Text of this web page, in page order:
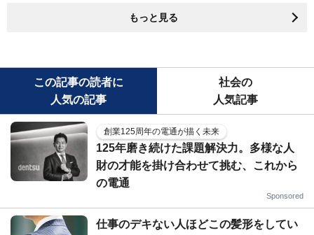
もっと見る
この記事の読者に
人気の記事
社会の
人気記事
創業125周年の電通が描く未来
125年磨き続けた課題解決力。多様な人
財の才能を掛け合わせて挑む、これから
の電通
Sponsored
仕事のデキない人ほどこの髪形をしてい